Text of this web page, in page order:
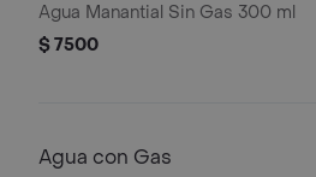
Agua Manantial Sin Gas 300 ml
$ 7500
Agua con Gas